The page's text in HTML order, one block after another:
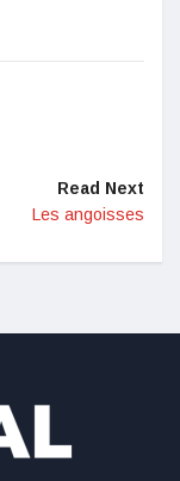
Read Next
Les angoisses